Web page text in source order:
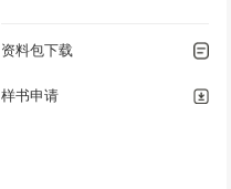
资料包下载
样书申请